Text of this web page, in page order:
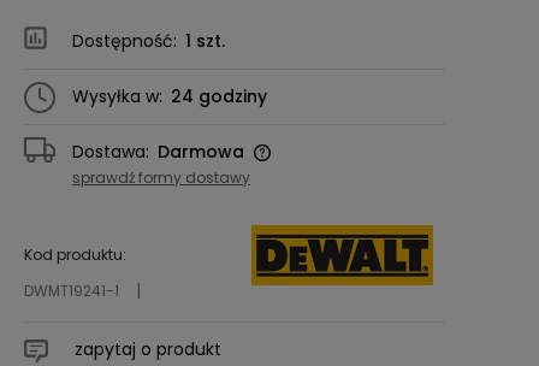
Dostępność: 1 szt.
Wysyłka w: 24 godziny
Dostawa: Darmowa
Cena nie zawiera ewentualnych kosztów
sprawdź formy dostawy
Kod produktu:
DWMT19241-1
zapytaj o produkt